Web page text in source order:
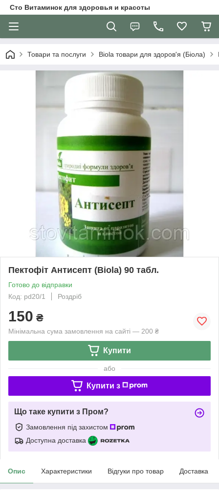
Сто Витаминок для здоровья и красоты
Товари та послуги Biola товари для здоров'я (Біола)
Пектофіт Антисепт (Biola) 90 табл.
Готово до відправки
Код: pd20/1
Роздріб
150 ₴
Мінімальна сума замовлення на сайті — 200 ₴
Купити
або
Купити з
Що таке купити з Пром?
Замовлення під захистом
Доступна доставка
Опис Характеристики Відгуки про товар Доставка